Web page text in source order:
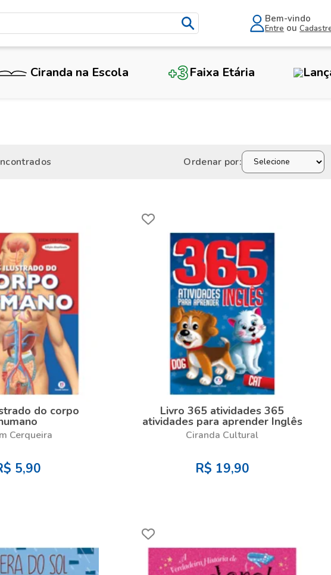
Bem-vindo
Entre ou
Ciranda na Escola Faixa Etária
Ordenar por:
do corpo
Cerqueira
5,90
Livro 365 atividades 365
atividades para aprender Inglês
Ciranda Cultural
R$ 19,90